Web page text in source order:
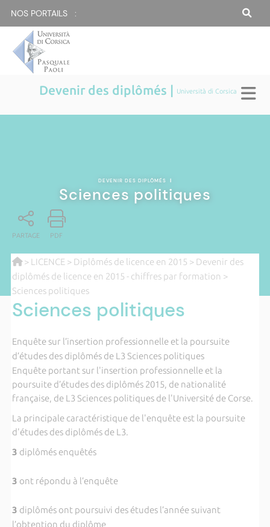
NOS PORTAILS :
Devenir des diplômés | Università di Corsica
DEVENIR DES DIPLÔMÉS |
Sciences politiques
PARTAGE PDF
> LICENCE > Diplômés de licence en 2015 > Devenir des
diplômés de licence en 2015 - chiffres par formation >
Sciences politiques
Sciences politiques
Enquête sur l’insertion professionnelle et la poursuite
d’études des diplômés de L3 Sciences politiques
Enquête portant sur l'insertion professionnelle et la
poursuite d’études des diplômés 2015, de nationalité
française, de L3 Sciences politiques de l'Université de Corse.
La principale caractéristique de l'enquête est la poursuite
d'études des diplômés de L3.
3 diplômés enquêtés
3 ont répondu à l’enquête
3 diplômés ont poursuivi des études l’année suivant
l’obtention du diplôme